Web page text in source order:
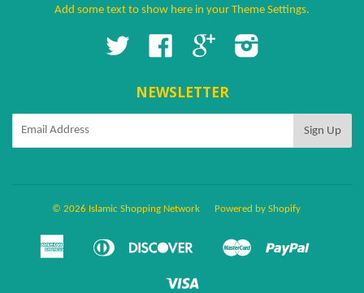
Add some text to show here in your Theme Settings.
Twitter Facebook Google
NEWSLETTER
© 2026 Islamic Shopping Network Powered by Shopify
Amazon
American
Apple
Diners
Discover
Google
Master